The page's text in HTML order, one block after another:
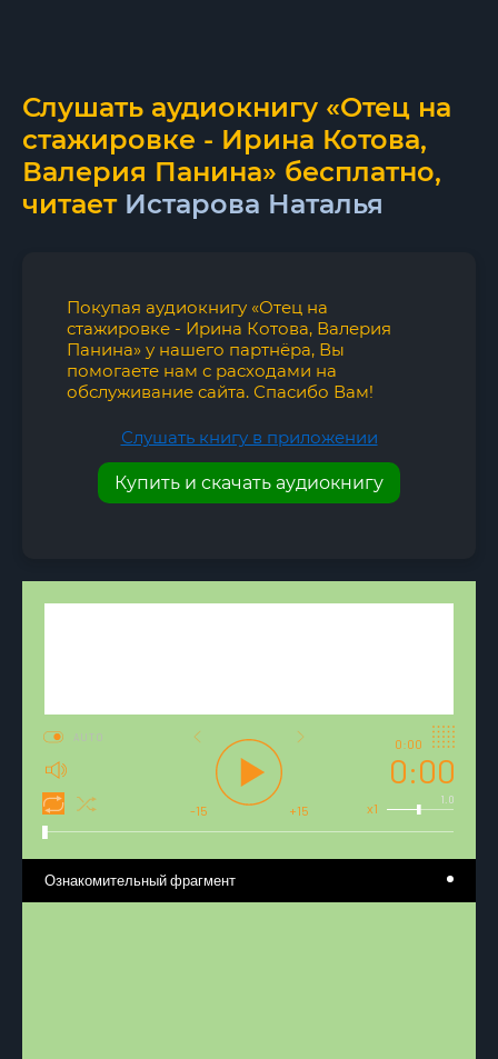
Слушать аудиокнигу «Отец на
стажировке - Ирина Котова,
Валерия Панина» бесплатно,
читает Истарова Наталья
Покупая аудиокнигу «Отец на
стажировке - Ирина Котова, Валерия
Панина» у нашего партнёра, Вы
помогаете нам с расходами на
обслуживание сайта. Спасибо Вам!
Слушать книгу в приложении
Купить и скачать аудиокнигу
0:00
0:00
1.0
x1
-15 +15
AUTO
Ознакомительный фрагмент